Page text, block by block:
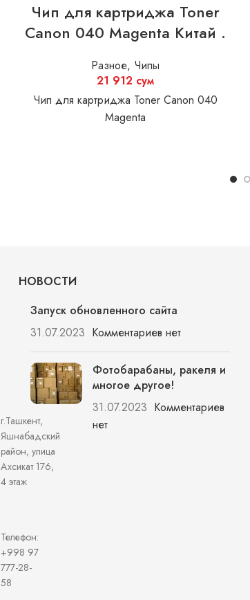
Чип для картриджа Toner
Canon 040 Magenta Китай .
Разное, Чипы
21 912 сум
Чип для картриджа Toner Canon 040
Magenta
г.Ташкент,
Яшнабадский
район, улица
Ахсикат 176,
4 этаж
Телефон:
+998 97
777-28-
58
НОВОСТИ
Запуск обновленного сайта
31.07.2023 Комментариев нет
Фотобарабаны, ракеля и
многое другое!
31.07.2023 Комментариев
нет